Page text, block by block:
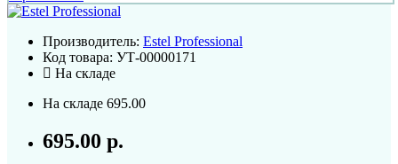
Производитель: Estel Professional
Код товара: УТ-00000171
На складе
На складе 695.00
695.00 р.